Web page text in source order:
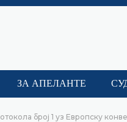
ЗА АПЕЛАНТЕ
број 1 уз Европску